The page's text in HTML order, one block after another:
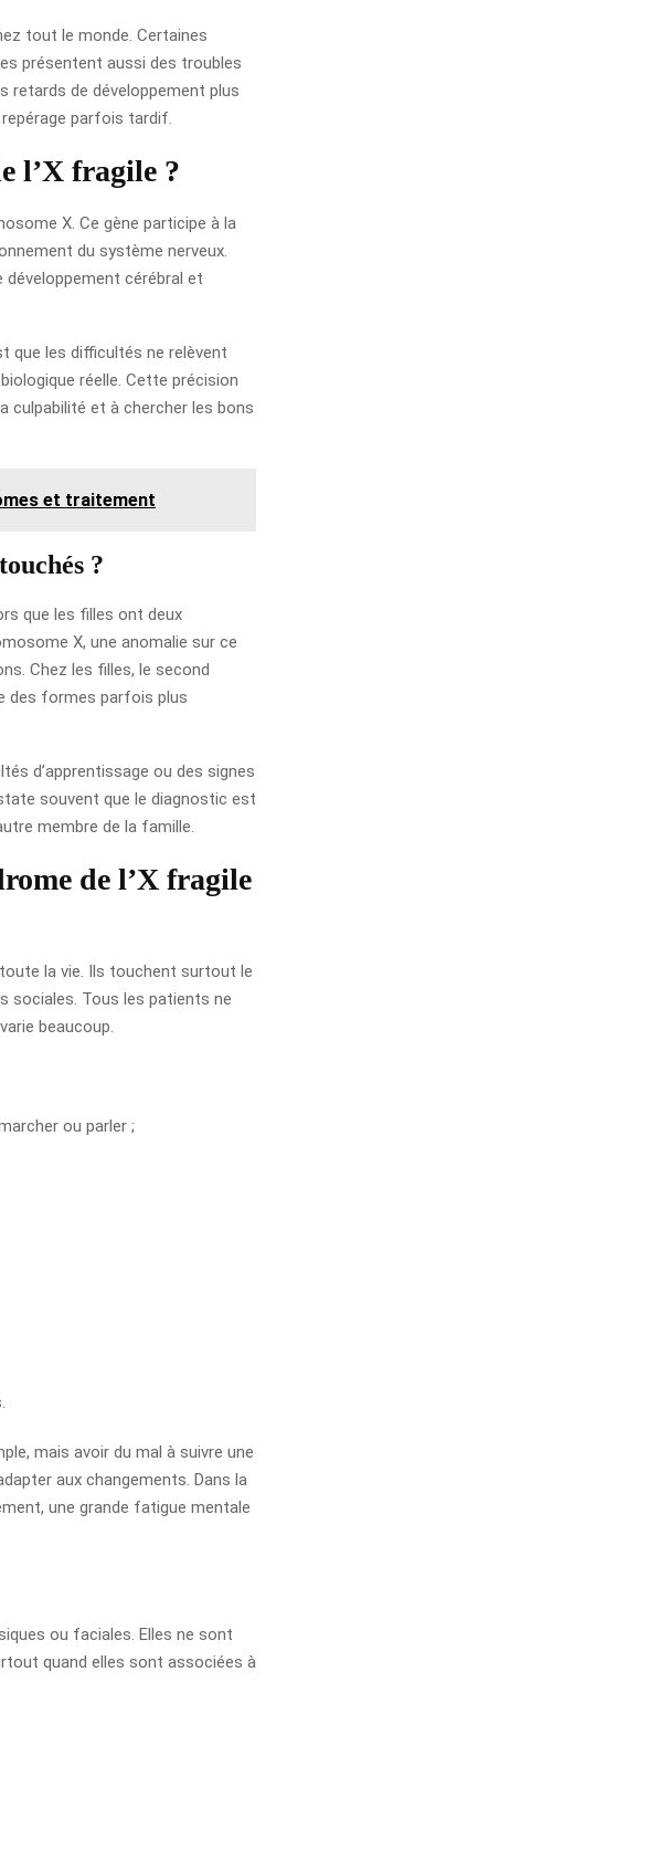
tout le monde. Certaines
présentent aussi des troubles
retards de développement plus
parfois tardif.
l’X fragile ?
X. Ce gène participe à la
du système nerveux.
cérébral et
que les difficultés ne relèvent
réelle. Cette précision
culpabilité et à chercher les bons
et traitement
?
que les filles ont deux
X, une anomalie sur ce
Chez les filles, le second
des formes parfois plus
d’apprentissage ou des signes
souvent que le diagnostic est
membre de la famille.
de l’X fragile
la vie. Ils touchent surtout le
sociales. Tous les patients ne
beaucoup.
ou parler ;
mais avoir du mal à suivre une
aux changements. Dans la
une grande fatigue mentale
ou faciales. Elles ne sont
quand elles sont associées à